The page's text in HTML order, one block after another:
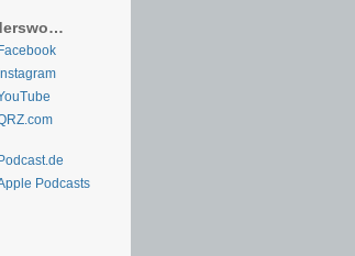
Facebook
Instagram
Podcast.de
Podcasts